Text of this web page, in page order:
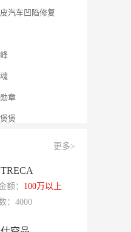
章
煲煲
爪
炸串
棒鸡
更多>
额： 100万以上
：4000